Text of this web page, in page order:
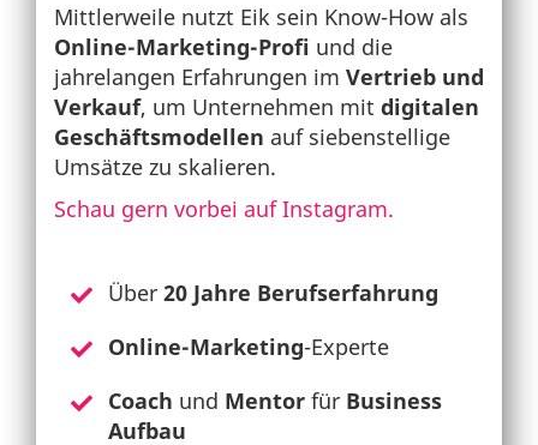
Mittlerweile nutzt Eik sein Know-How als
Online-Marketing-Profi und die
jahrelangen Erfahrungen im Vertrieb und
Verkauf, um Unternehmen mit digitalen
Geschäftsmodellen auf siebenstellige
Umsätze zu skalieren.
Schau gern vorbei auf Instagram.
Über 20 Jahre Berufserfahrung
Online-Marketing-Experte
Coach und Mentor für Business
Aufbau